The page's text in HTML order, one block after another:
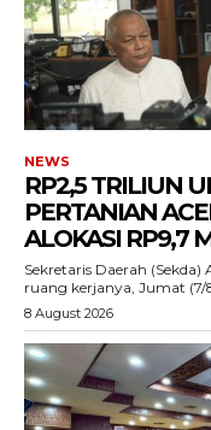
Situs
NEWS
RP2,5 TRILIUN
PERTANIAN
ALOKASI RP9,7
‎Sekretaris Daerah (Sekda)
ruang kerjanya, Jumat (7/
8 August 2026